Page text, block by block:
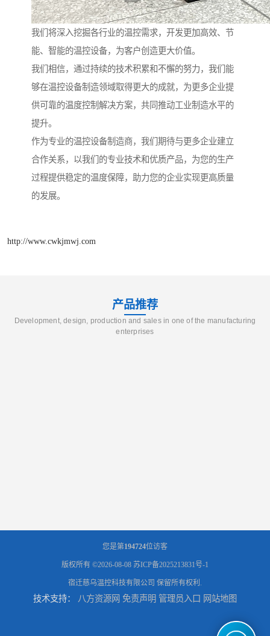
我们将深入挖掘各行业的温控需求，开发更加高效、节
能、智能的温控设备，为客户创造更大价值。
我们相信，通过持续的技术积累和不懈的努力，我们能
够在温控设备制造领域取得更大的成就，为更多企业提
供可靠的温度控制解决方案，共同推动工业制造水平的
提升。
作为专业的温控设备制造商，我们期待与更多企业建立
合作关系，以我们的专业技术和优质产品，为您的生产
过程提供稳定的温度保障，助力您的企业实现更高质量
的发展。
http://www.cwkjmwj.com
产品推荐
Development, design, production and sales in one of the manufacturing
enterprises
您是第194724位访客
版权所有 ©2026-08-08 苏ICP备2025213831号-1
宿迁慈乌温控科技有限公司 保留所有权利.
技术支持： 八方资源网 免责声明 管理员入口 网站地图